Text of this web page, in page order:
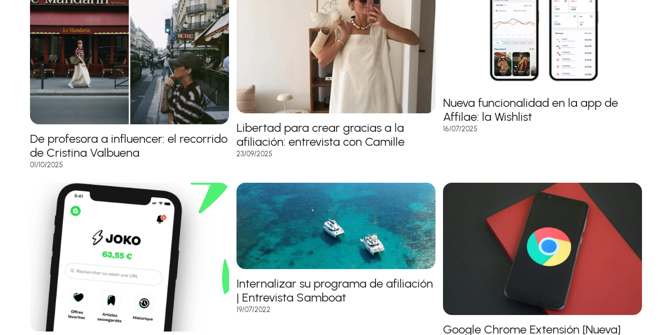
De profesora a influencer: el recorrido
de Cristina Valbuena
01/10/2025
Libertad para crear gracias a la
afiliación: entrevista con Camille
23/09/2025
Nueva funcionalidad en la app de
Affilae: la Wishlist
16/07/2025
Internalizar su programa de afiliación
| Entrevista Samboat
19/07/2022
Google Chrome Extensión [Nueva]